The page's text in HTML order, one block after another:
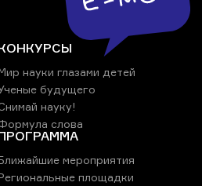
науки глазами детей
будущего
науку!
слова
мероприятия
площадки